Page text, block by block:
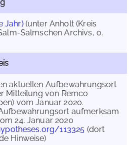
Jahr)(unter Anholt (Kreis
Salmschen Archivs, o.
aktuellen Aufbewahrungsort
Mitteilung von Remco
vom Januar 2020.
aufmerksam
24. Januar 2020
113325 (dort
Hinweise)